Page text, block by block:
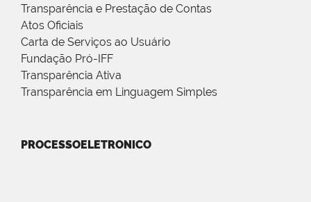
Transparência e Prestação de Contas
Atos Oficiais
Carta de Serviços ao Usuário
Fundação Pró-IFF
Transparência Ativa
Transparência em Linguagem Simples
PROCESSOELETRONICO